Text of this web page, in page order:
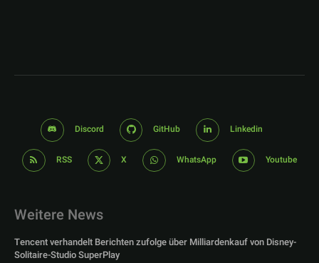
Discord GitHub Linkedin
RSS X WhatsApp Youtube
Weitere News
Tencent verhandelt Berichten zufolge über Milliardenkauf von Disney-
Solitaire-Studio SuperPlay